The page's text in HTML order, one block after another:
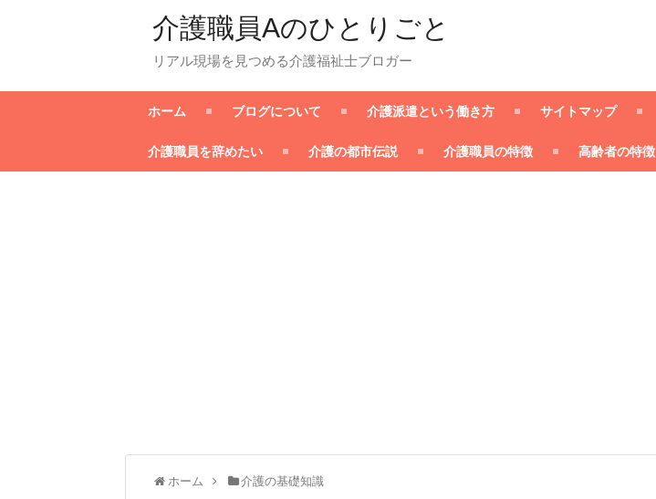
介護職員Aのひとりごと
リアル現場を見つめる介護福祉士ブロガー
ホーム ブログについて 介護派遣という働き方 サイトマップ
介護職員を辞めたい 介護の都市伝説 介護職員の特徴 高齢者の特徴
ホーム 介護の基礎知識